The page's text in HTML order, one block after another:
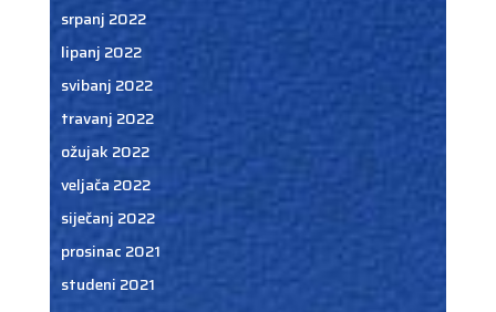
srpanj 2022
lipanj 2022
svibanj 2022
travanj 2022
ožujak 2022
veljača 2022
siječanj 2022
prosinac 2021
studeni 2021